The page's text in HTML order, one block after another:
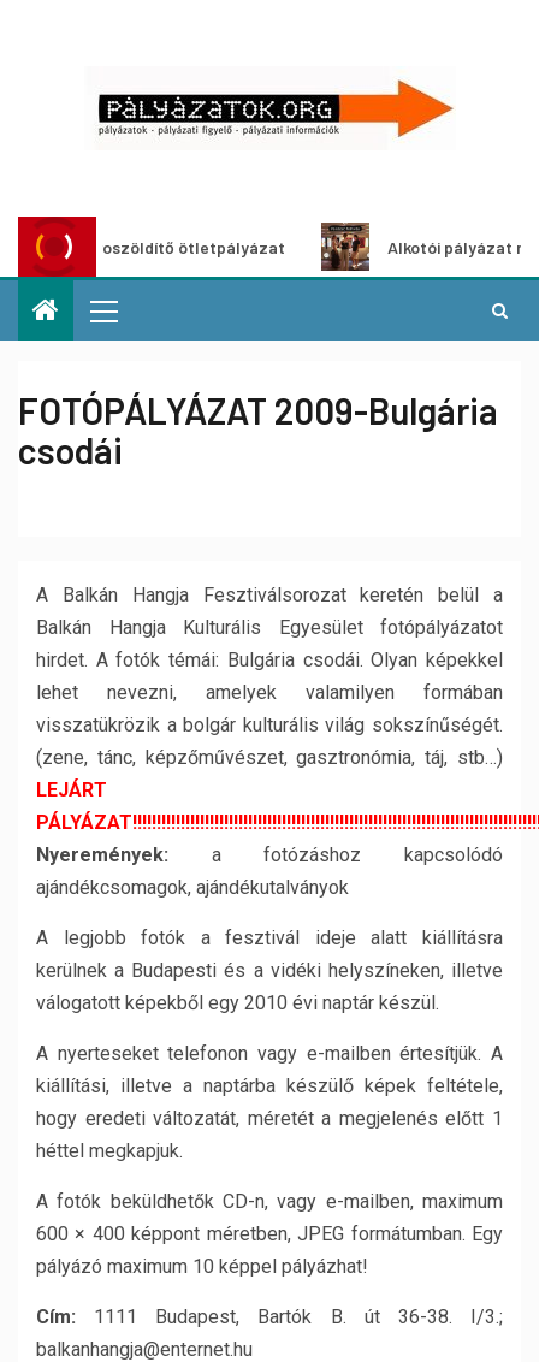
Városzöldítő ötletpályázat Alkotói pályázat
FOTÓPÁLYÁZAT 2009-Bulgária
csodái
A Balkán Hangja Fesztiválsorozat keretén belül a
Balkán Hangja Kulturális Egyesület fotópályázatot
hirdet. A fotók témái: Bulgária csodái. Olyan képekkel
lehet nevezni, amelyek valamilyen formában
visszatükrözik a bolgár kulturális világ sokszínűségét.
(zene, tánc, képzőművészet, gasztronómia, táj, stb…)
LEJÁRT
Nyeremények: a fotózáshoz kapcsolódó
ajándékcsomagok, ajándékutalványok
A legjobb fotók a fesztivál ideje alatt kiállításra
kerülnek a Budapesti és a vidéki helyszíneken, illetve
válogatott képekből egy 2010 évi naptár készül.
A nyerteseket telefonon vagy e-mailben értesítjük. A
kiállítási, illetve a naptárba készülő képek feltétele,
hogy eredeti változatát, méretét a megjelenés előtt 1
héttel megkapjuk.
A fotók beküldhetők CD-n, vagy e-mailben, maximum
600 × 400 képpont méretben, JPEG formátumban. Egy
pályázó maximum 10 képpel pályázhat!
Cím: 1111 Budapest, Bartók B. út 36-38. I/3.;
balkanhangja@enternet.hu